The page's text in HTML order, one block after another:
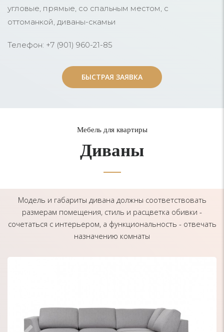
угловые, прямые, со спальным местом, с
оттоманкой, диваны-скамьи
Телефон: +7 (901) 960-21-85
БЫСТРАЯ ЗАЯВКА
БЫСТРАЯ ЗАЯВКА
Мебель для квартиры
Диваны
Модель и габариты дивана должны соответствовать
размерам помещения, стиль и расцветка обивки -
сочетаться с интерьером, а функциональность - отвечать
назначению комнаты